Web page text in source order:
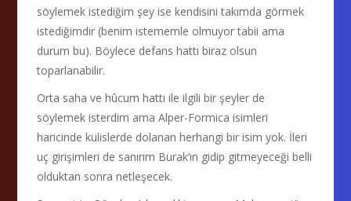
söylemek istediğim şey ise kendisini takımda görmek
istediğimdir (benim istememle olmuyor tabii ama
durum bu). Böylece defans hattı biraz olsun
toparlanabilir.
Orta saha ve hûcum hattı ile ilgili bir şeyler de
söylemek isterdim ama Alper-Formica isimleri
haricinde kulislerde dolanan herhangi bir isim yok. İleri
uç girişimleri de sanırım Burak’ın gidip gitmeyeceği belli
olduktan sonra netleşecek.